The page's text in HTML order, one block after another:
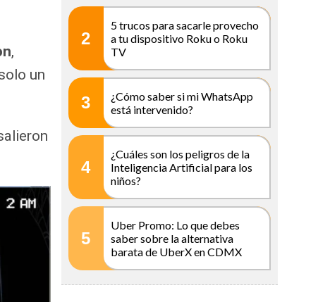
,
un
2
5 trucos para sacarle provecho
a tu dispositivo Roku o Roku
TV
3
¿Cómo saber si mi WhatsApp
está intervenido?
4
¿Cuáles son los peligros de la
Inteligencia Artificial para los
niños?
5
Uber Promo: Lo que debes
saber sobre la alternativa
barata de UberX en CDMX